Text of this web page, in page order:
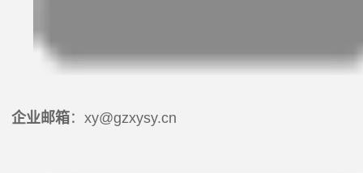
企业邮箱：xy@gzxysy.cn